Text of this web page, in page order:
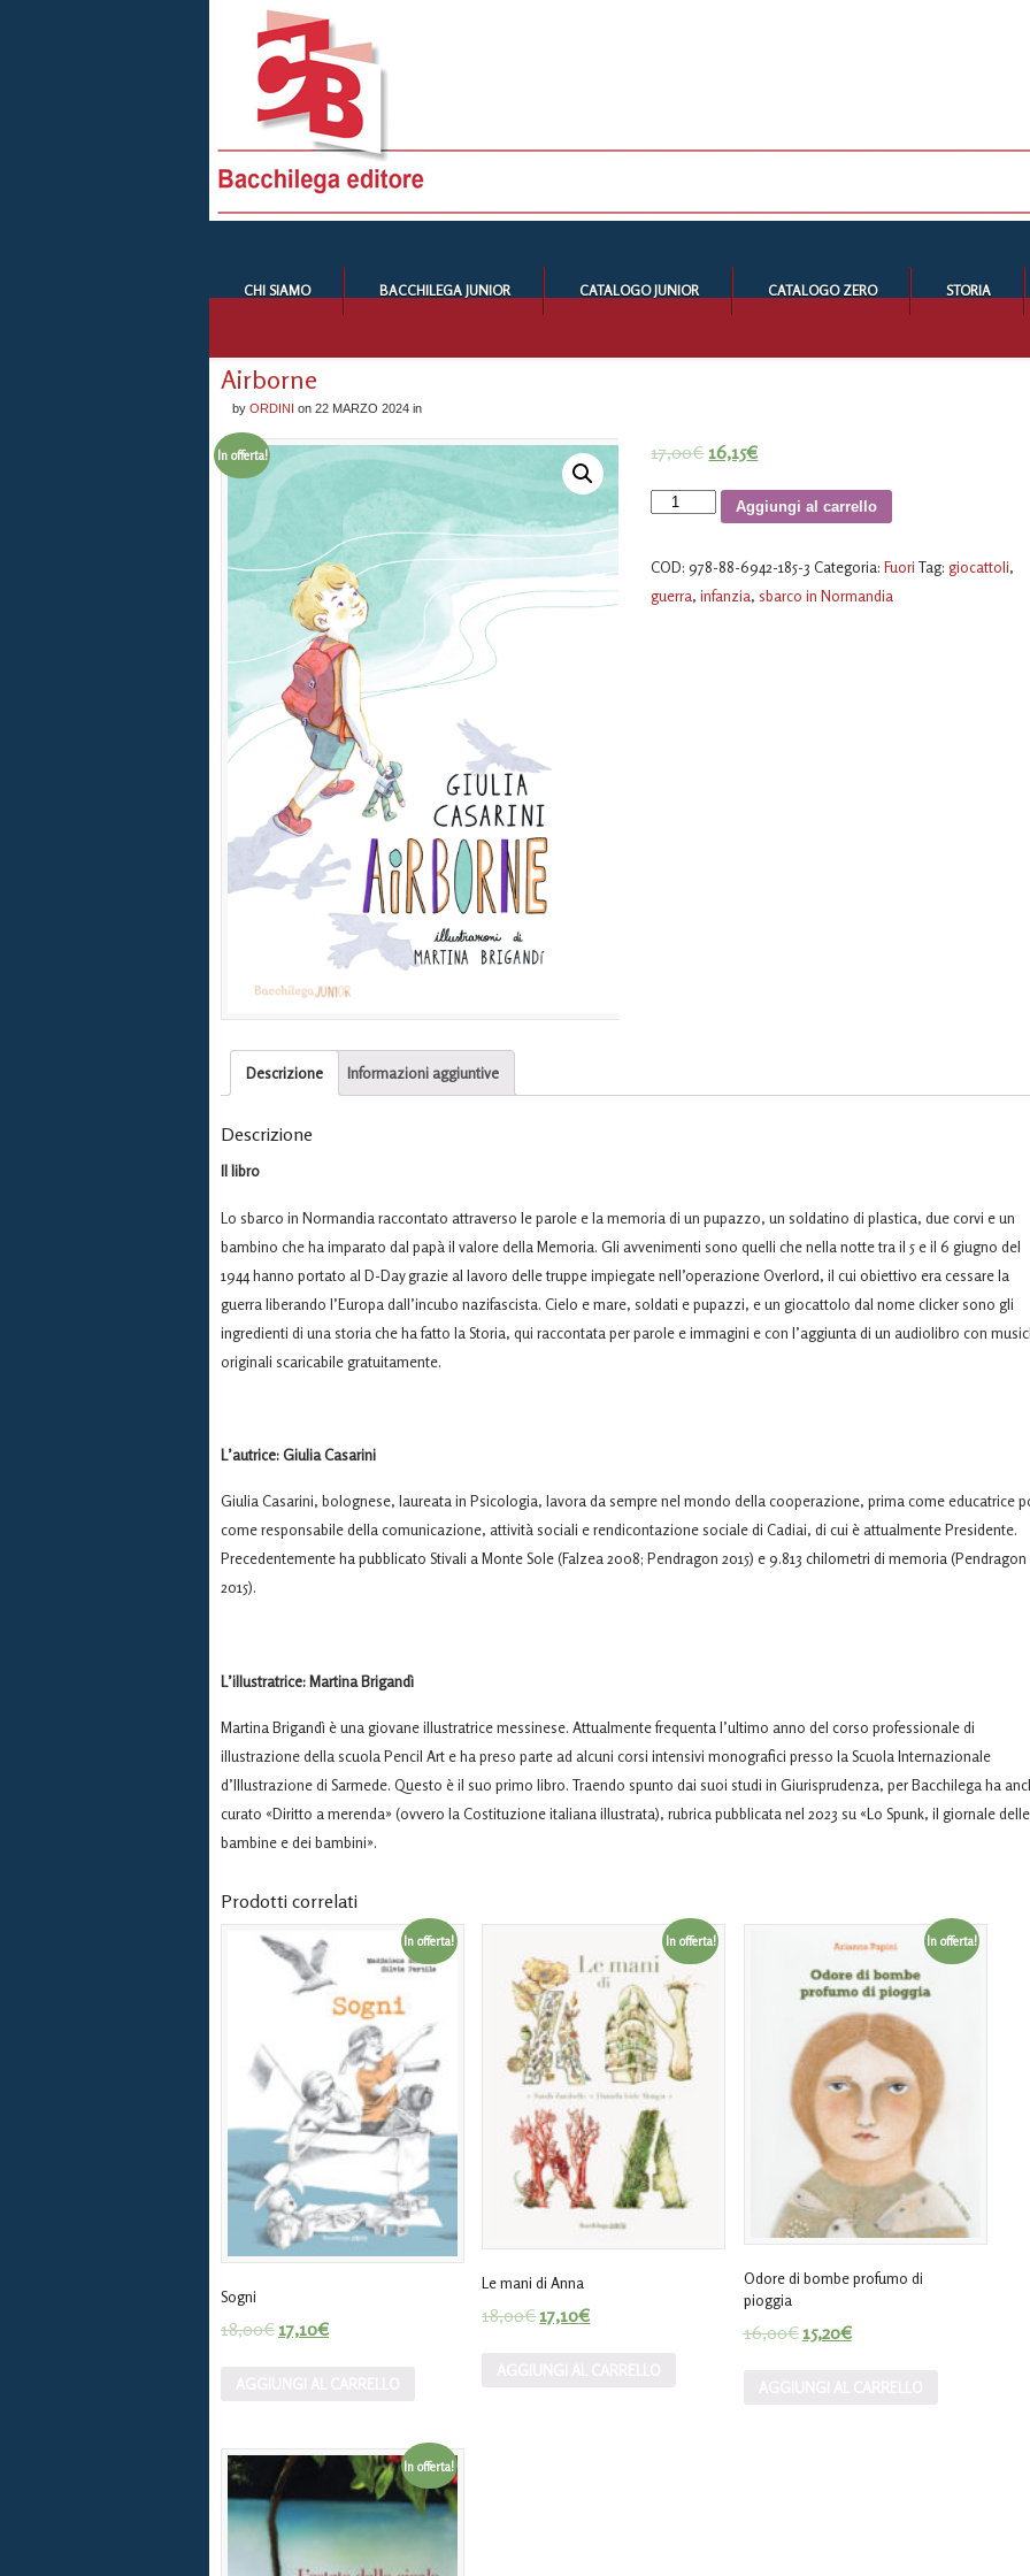
CHI SIAMO BACCHILEGA JUNIOR CATALOGO JUNIOR CATALOGO ZERO STORIA
Airborne
by ORDINI on 22 MARZO 2024 in
In offerta! 17,00€ 16,15€
Airborne
Aggiungi al carrello
COD:978-88-6942-185-3 Categoria:Fuori Tag:giocattoli,
guerra,infanzia, sbarco in Normandia
Descrizione Informazioni aggiuntive
Descrizione
Il libro
Lo sbarco in Normandia raccontato attraverso le parole e la memoria di un pupazzo, un soldatino di plastica, due corvi e un
bambino che ha imparato dal papà il valore della Memoria. Gli avvenimenti sono quelli che nella notte tra il 5 e il 6 giugno del
1944 hanno portato al D-Day grazie al lavoro delle truppe impiegate nell’operazione Overlord, il cui obiettivo era cessare la
guerra liberando l’Europa dall’incubo nazifascista. Cielo e mare, soldati e pupazzi, e un giocattolo dal nome clicker sono gli
ingredienti di una storia che ha fatto la Storia, qui raccontata per parole e immagini e con l’aggiunta di un audiolibro con
originali scaricabile gratuitamente.
L’autrice: Giulia Casarini
Giulia Casarini, bolognese, laureata in Psicologia, lavora da sempre nel mondo della cooperazione, prima come educatrice
come responsabile della comunicazione, attività sociali e rendicontazione sociale di Cadiai, di cui è attualmente Presidente.
Precedentemente ha pubblicato Stivali a Monte Sole (Falzea 2008; Pendragon 2015) e 9.813 chilometri di memoria (Pendragon
2015).
L’illustratrice: Martina Brigandì
Martina Brigandì è una giovane illustratrice messinese. Attualmente frequenta l’ultimo anno del corso professionale di
illustrazione della scuola Pencil Art e ha preso parte ad alcuni corsi intensivi monografici presso la Scuola Internazionale
d’Illustrazione di Sarmede. Questo è il suo primo libro. Traendo spunto dai suoi studi in Giurisprudenza, per Bacchilega ha
curato «Diritto a merenda» (ovvero la Costituzione italiana illustrata), rubrica pubblicata nel 2023 su «Lo Spunk, il giornale delle
bambine e dei bambini».
Prodotti correlati
In offerta!
Sogni
18,00€17,10€
In offerta!
Le mani di Anna
18,00€17,10€
In offerta!
Odore di bombe profumo di
pioggia
16,00€15,20€
In offerta!